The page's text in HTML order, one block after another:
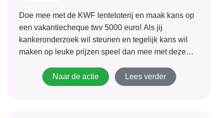
Doe mee met de KWF lenteloterij en maak kans op
een vakantiecheque twv 5000 euro! Als jij
kankeronderzoek wil steunen en tegelijk kans wil
maken op leuke prijzen speel dan mee met deze
onder andere kankeronderzoek en begeleiding...
Naar de actie Lees verder